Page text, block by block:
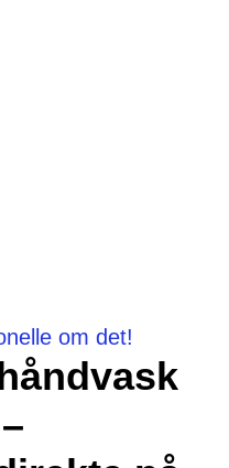
om det!